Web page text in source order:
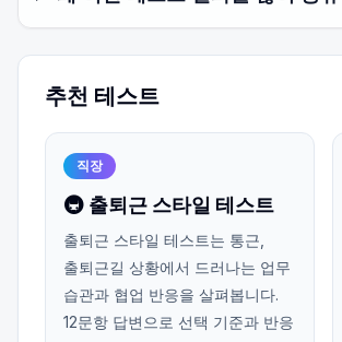
추천 테스트
직장
🚇 출퇴근 스타일 테스트
출퇴근 스타일 테스트는 통근,
출퇴근길 상황에서 드러나는 업무
습관과 협업 반응을 살펴봅니다.
12문항 답변으로 선택 기준과 반응